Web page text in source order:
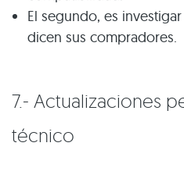
El segundo, es
dicen sus compradores.
7.- Actualizaciones
técnico